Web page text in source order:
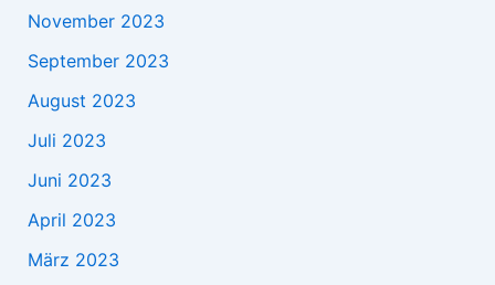
November 2023
September 2023
August 2023
Juli 2023
Juni 2023
April 2023
März 2023